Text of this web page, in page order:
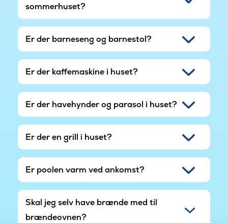
sommerhuset?
Er der barneseng og barnestol?
Er der kaffemaskine i huset?
Er der havehynder og parasol i huset?
Er der en grill i huset?
Er poolen varm ved ankomst?
Skal jeg selv have brænde med til
brændeovnen?